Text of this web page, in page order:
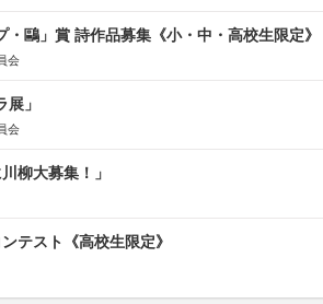
鷗」賞 詩作品募集《小・中・高校生限定》
会
」
会
柳大募集！」
テスト《高校生限定》